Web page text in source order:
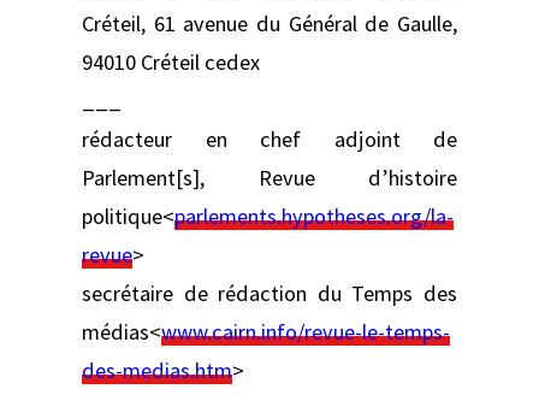
Créteil, 61 avenue du Général de Gaulle,
94010 Créteil cedex
rédacteur en chef adjoint de
Parlement[s], Revue d’histoire
politique<parlements.hypotheses.org/la-
revue>
secrétaire de rédaction du Temps des
médias<www.cairn.info/revue-le-temps-
des-medias.htm>